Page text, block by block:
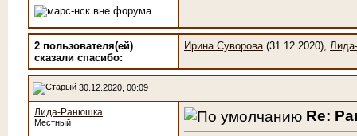
2 пользователя(ей)
сказали cпасибо:
Ирина Суворова(31.12.2020),
30.12.2020, 00:09
Лида-Ранюшка
Местный Re: